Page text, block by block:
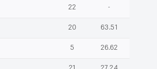
22 -
20 63.51
5 26.62